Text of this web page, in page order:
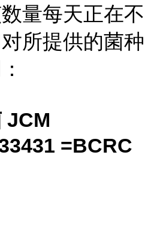
量每天正在不
所提供的菌种
JCM
=BCRC